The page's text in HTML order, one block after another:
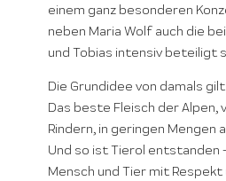
einem ganz besonderen
neben Maria Wolf auch die
und Tobias intensiv beteiligt
Die Grundidee von damals
Das beste Fleisch der Alpen,
Rindern, in geringen Mengen
Und so ist Tierol entstanden
Mensch und Tier mit